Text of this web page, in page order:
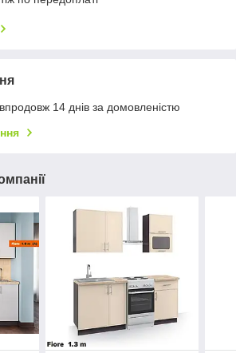
14 днів за домовленістю